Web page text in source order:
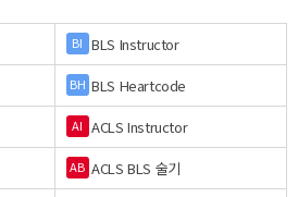
BI BLS Instructor
BH BLS Heartcode
AI ACLS Instructor
AB ACLS BLS 술기